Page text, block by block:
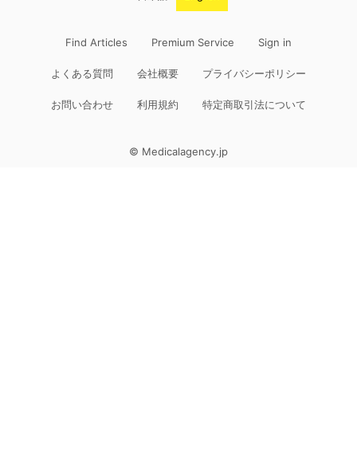
Find Articles Premium Service Sign in
よくある質問 会社概要 プライバシーポリシー
お問い合わせ 利用規約 特定商取引法について
© Medicalagency.jp